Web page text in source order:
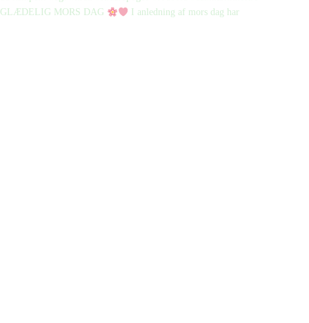
GLÆDELIG MORS DAG I anledning af mors dag har